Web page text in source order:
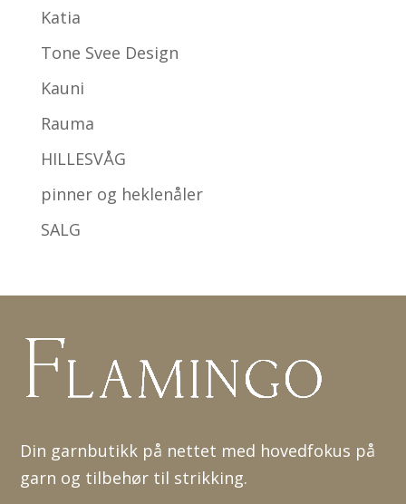
Katia
Tone Svee Design
Kauni
Rauma
HILLESVÅG
pinner og heklenåler
SALG
Din garnbutikk på nettet med hovedfokus på
garn og tilbehør til strikking.